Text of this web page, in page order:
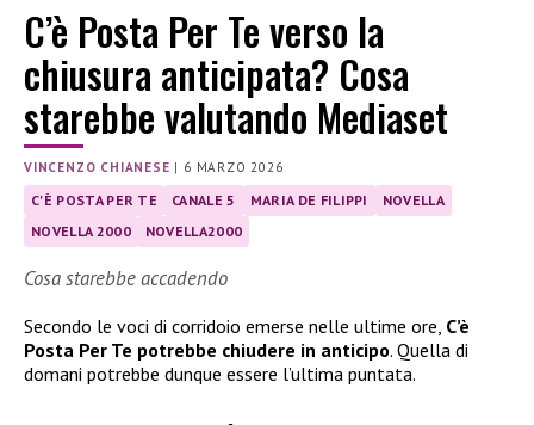
C’è Posta Per Te verso la
chiusura anticipata? Cosa
starebbe valutando Mediaset
VINCENZO CHIANESE | 6 MARZO 2026
C'È POSTA PER TE CANALE 5 MARIA DE FILIPPI
NOVELLA
NOVELLA 2000
NOVELLA2000
Cosa starebbe accadendo
Secondo le voci di corridoio emerse nelle ultime ore, C’è
Posta Per Te potrebbe chiudere in anticipo. Quella di
domani potrebbe dunque essere l’ultima puntata.